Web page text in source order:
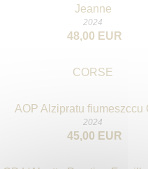
Jeanne
2024
48,00 EUR
CORSE
AOP Alzipratu fiumeszccu
2024
45,00 EUR